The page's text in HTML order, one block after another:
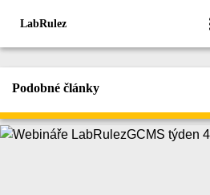
LabRulez
Podobné články